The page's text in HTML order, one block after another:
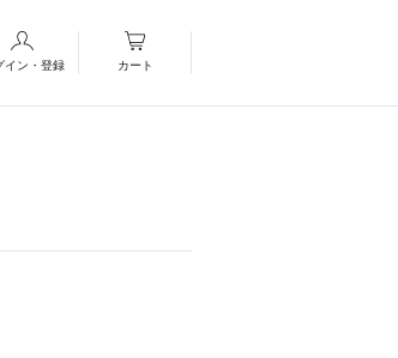
イン・登録 カート